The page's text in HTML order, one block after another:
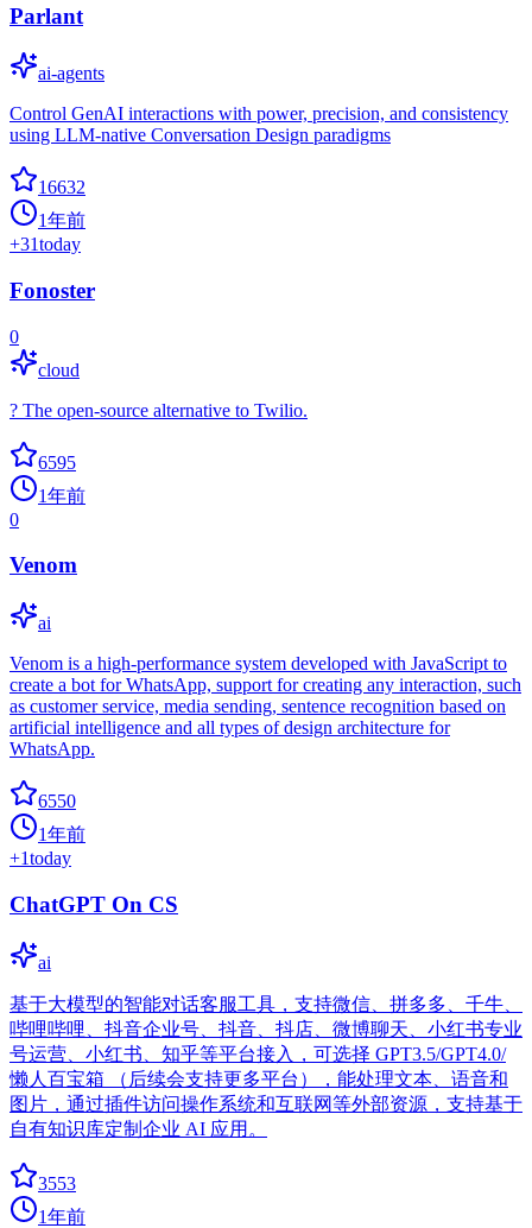
Parlant
ai-agents
Control GenAI interactions with power, precision, and consistency
using LLM-native Conversation Design paradigms
16632
1年前
+31today
Fonoster
0
cloud
? The open-source alternative to Twilio.
6595
1年前
0
Venom
ai
Venom is a high-performance system developed with JavaScript to
create a bot for WhatsApp, support for creating any interaction, such
as customer service, media sending, sentence recognition based on
artificial intelligence and all types of design architecture for
WhatsApp.
6550
1年前
+1today
ChatGPT On CS
ai
基于大模型的智能对话客服工具，支持微信、拼多多、千牛、
哔哩哔哩、抖音企业号、抖音、抖店、微博聊天、小红书专业
号运营、小红书、知乎等平台接入，可选择 GPT3.5/GPT4.0/
懒人百宝箱 （后续会支持更多平台），能处理文本、语音和
图片，通过插件访问操作系统和互联网等外部资源，支持基于
自有知识库定制企业 AI 应用。
3553
1年前